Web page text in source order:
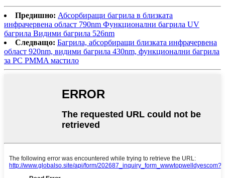
Предишно: Абсорбиращи багрила в близката
инфрачервена област 790nm Функционални багрила UV
багрила Видими багрила 526nm
Следващо: Багрила, абсорбиращи близката инфрачервена
област 920nm, видими багрила 430nm, функционални багрила
за PC PMMA мастило